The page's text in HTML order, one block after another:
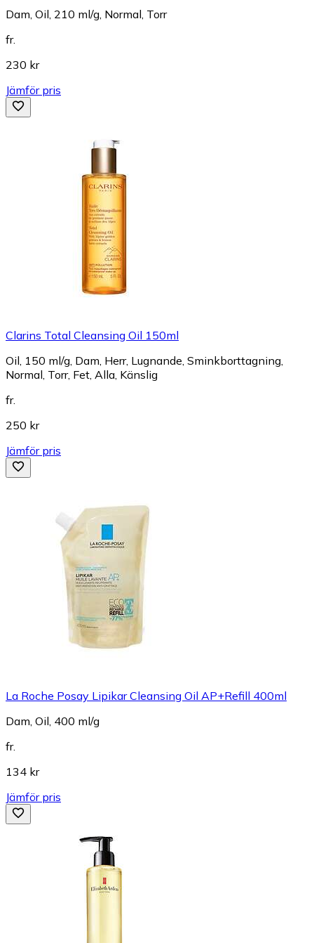
Dam, Oil, 210 ml/g, Normal, Torr
fr.
230 kr
Jämför pris
Clarins Total Cleansing Oil 150ml
Oil, 150 ml/g, Dam, Herr, Lugnande, Sminkborttagning,
Normal, Torr, Fet, Alla, Känslig
fr.
250 kr
Jämför pris
La Roche Posay Lipikar Cleansing Oil AP+Refill 400ml
Dam, Oil, 400 ml/g
fr.
134 kr
Jämför pris